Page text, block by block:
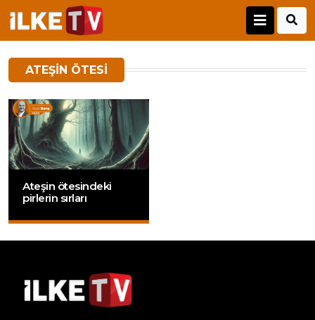
ATEŞIN ÖTESI
Ateşin ötesindeki
pirlerin sırları